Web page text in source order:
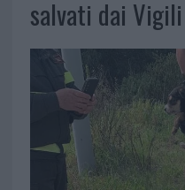
salvati dai